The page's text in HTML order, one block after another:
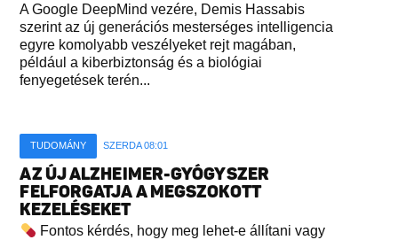
A Google DeepMind vezére, Demis Hassabis
szerint az új generációs mesterséges intelligencia
egyre komolyabb veszélyeket rejt magában,
például a kiberbiztonság és a biológiai
fenyegetések terén...
TUDOMÁNY SZERDA 08:01
AZ ÚJ ALZHEIMER-GYÓGYSZER
FELFORGATJA A MEGSZOKOTT
KEZELÉSEKET
Fontos kérdés, hogy meg lehet-e állítani vagy